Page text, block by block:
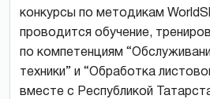
конкурсы по методикам
проводится обучение,
по компетенциям
техники” и “Обработка
вместе с Республикой